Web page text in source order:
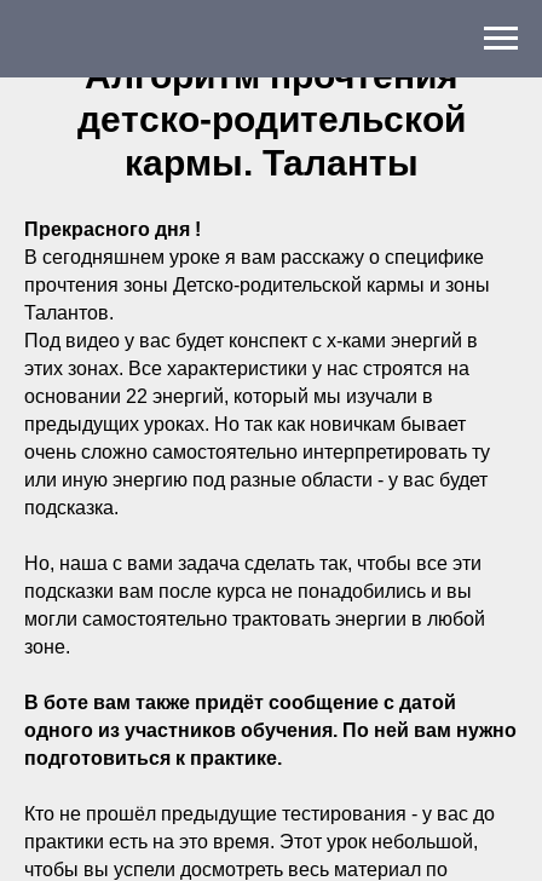
Алгоритм прочтения
детско-родительской
кармы. Таланты
Прекрасного дня !
В сегодняшнем уроке я вам расскажу о специфике
прочтения зоны Детско-родительской кармы и зоны
Талантов.
Под видео у вас будет конспект с х-ками энергий в
этих зонах. Все характеристики у нас строятся на
основании 22 энергий, который мы изучали в
предыдущих уроках. Но так как новичкам бывает
очень сложно самостоятельно интерпретировать ту
или иную энергию под разные области - у вас будет
подсказка.
Но, наша с вами задача сделать так, чтобы все эти
подсказки вам после курса не понадобились и вы
могли самостоятельно трактовать энергии в любой
зоне.
В боте вам также придёт сообщение с датой
одного из участников обучения. По ней вам нужно
подготовиться к практике.
Кто не прошёл предыдущие тестирования - у вас до
практики есть на это время. Этот урок небольшой,
чтобы вы успели досмотреть весь материал по